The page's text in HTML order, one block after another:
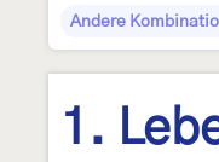
Andere
1.